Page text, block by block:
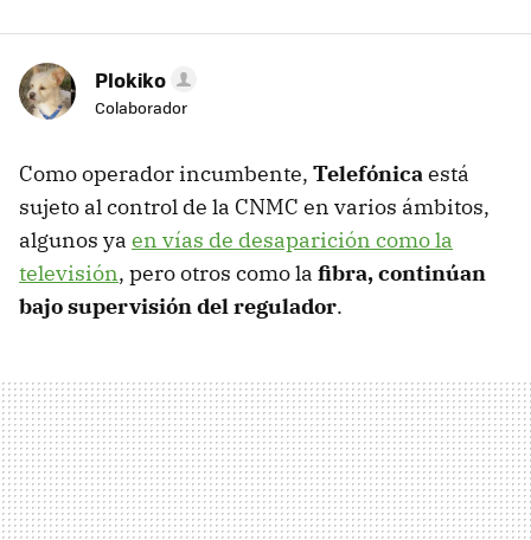
Plokiko
Colaborador
Como operador incumbente, Telefónicaestá
sujeto al control de la CNMC en varios ámbitos,
algunos ya en vías de desaparición como la
televisión, pero otros como la fibra, continúan
bajo supervisión del regulador.